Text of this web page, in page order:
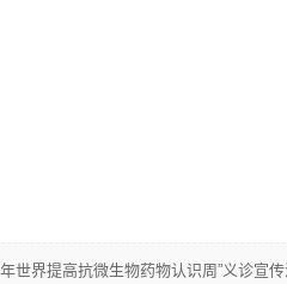
世界提高抗微生物药物认识周”义诊宣